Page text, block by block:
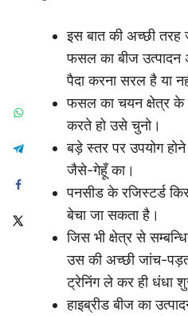
इस बात की अच्छी
फसल का बीज उत्पादन
पैदा करना सरल है या
फसल का चयन क्षेत्र के
करते हो उसे चुनो।
बड़े स्तर पर उपयोग होने
जैसे-गेहूँ का।
पनसीड के रजिस्टर्ड
बेचा जा सकता है।
जिस भी क्षेत्र से
उस की अच्छी जांच-
ट्रेनिंग ले कर ही धंधा
हाइब्रीड बीज का